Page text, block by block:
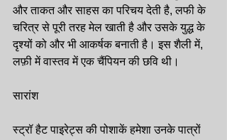
और ताकत और साहस का परिचय देती है, लफी के
चरित्र से पूरी तरह मेल खाती है और उसके युद्ध के
दृश्यों को और भी आकर्षक बनाती है। इस शैली में,
लफ़ी में वास्तव में एक चैंपियन की छवि थी।
सारांश
स्ट्रॉ हैट पाइरेट्स की पोशाकें हमेशा उनके पात्रों